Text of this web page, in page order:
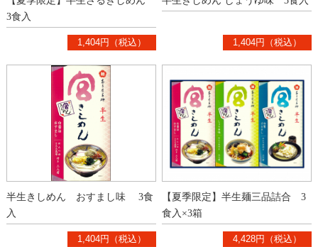
3食入
1,404円（税込） 1,404円（税込）
半生きしめん おすまし味 3食
入
1,404円（税込）
【夏季限定】半生麺三品詰合 3
食入×3箱
4,428円（税込）